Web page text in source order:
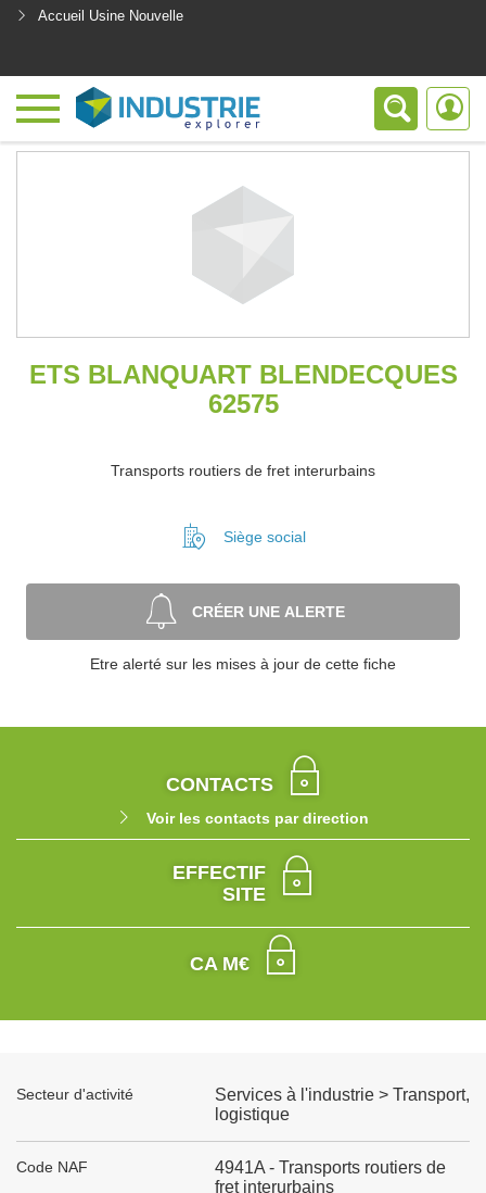
Accueil Usine Nouvelle
ETS BLANQUART BLENDECQUES
62575
Transports routiers de fret interurbains
Siège social
CRÉER UNE ALERTE
Etre alerté sur les mises à jour de cette fiche
CONTACTS
Voir les contacts par direction
EFFECTIF
SITE
CA M€
Secteur d'activité
Services à l'industrie > Transport,
logistique
Code NAF
4941A - Transports routiers de
fret interurbains